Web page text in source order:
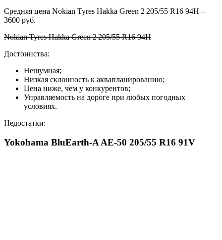
Средняя цена Nokian Tyres Hakka Green 2 205/55 R16 94H –
3600 руб.
Nokian Tyres Hakka Green 2 205/55 R16 94H
Достоинства:
Нешумная;
Низкая склонность к аквапланированию;
Цена ниже, чем у конкурентов;
Управляемость на дороге при любых погодных
условиях.
Недостатки:
Yokohama BluEarth-A AE-50 205/55 R16 91V